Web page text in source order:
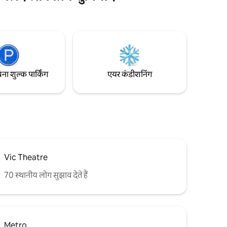
शिकागो का सच्चा अनुभव देगा। हम अपने पड़ोस को
शुल्क पार्किंग एयर कंडीशनिंग
Vic Theatre
70 स्थानीय लोग सुझाव देते हैं